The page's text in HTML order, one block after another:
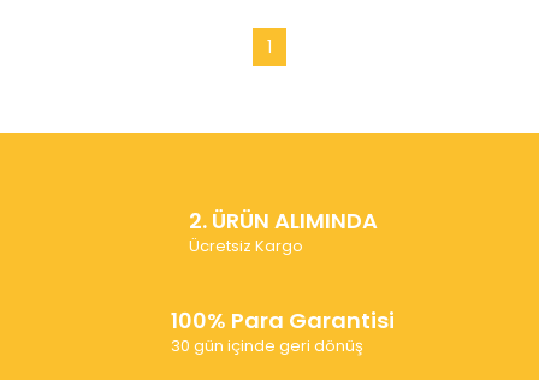
1
2. ÜRÜN ALIMINDA
Ücretsiz Kargo
100% Para Garantisi
30 gün içinde geri dönüş